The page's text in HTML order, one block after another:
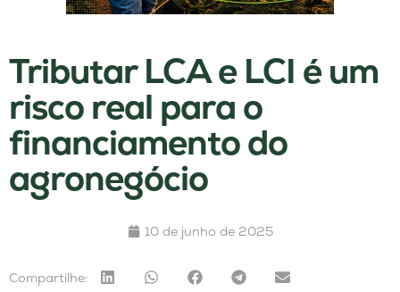
Tributar LCA e LCI é um
risco real para o
financiamento do
agronegócio
10 de junho de 2025
Compartilhe: